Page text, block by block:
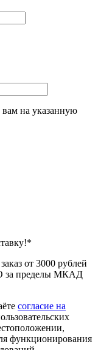
на указанную
от 3000 рублей
за пределы МКАД
согласие на
функционирования